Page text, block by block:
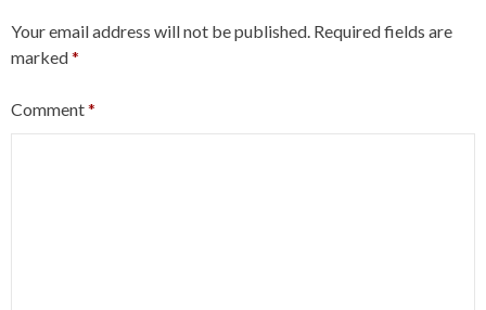
Your email address will not be published. Required fields are
marked*
Comment*